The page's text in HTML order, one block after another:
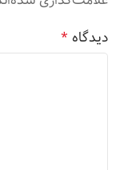
دیدگاه *